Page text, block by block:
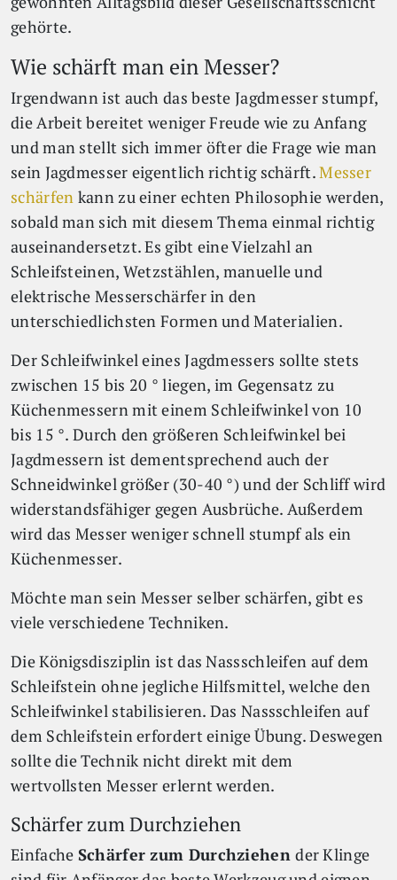
gehörte.
Wie schärft man ein Messer?
Irgendwann ist auch das beste Jagdmesser stumpf,
die Arbeit bereitet weniger Freude wie zu Anfang
und man stellt sich immer öfter die Frage wie man
sein Jagdmesser eigentlich richtig schärft.Messer
schärfen kann zu einer echten Philosophie werden,
sobald man sich mit diesem Thema einmal richtig
auseinandersetzt. Es gibt eine Vielzahl an
Schleifsteinen, Wetzstählen, manuelle und
elektrische Messerschärfer in den
unterschiedlichsten Formen und Materialien.
Der Schleifwinkel eines Jagdmessers sollte stets
zwischen 15 bis 20 ° liegen, im Gegensatz zu
Küchenmessern mit einem Schleifwinkel von 10
bis 15 °. Durch den größeren Schleifwinkel bei
Jagdmessern ist dementsprechend auch der
Schneidwinkel größer (30-40 °) und der Schliff wird
widerstandsfähiger gegen Ausbrüche. Außerdem
wird das Messer weniger schnell stumpf als ein
Küchenmesser.
Möchte man sein Messer selber schärfen, gibt es
viele verschiedene Techniken.
Die Königsdisziplin ist das Nassschleifen auf dem
Schleifstein ohne jegliche Hilfsmittel, welche den
Schleifwinkel stabilisieren. Das Nassschleifen auf
dem Schleifstein erfordert einige Übung. Deswegen
sollte die Technik nicht direkt mit dem
wertvollsten Messer erlernt werden.
Schärfer zum Durchziehen
Einfache Schärfer zum Durchziehender Klinge